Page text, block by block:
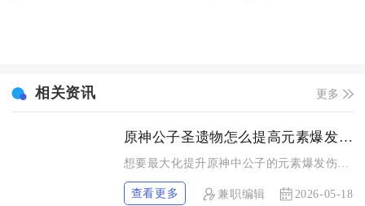
相关资讯 更多
原神公子圣遗物怎么提高元素爆发伤害
查看更多 兼职编辑 2026-05-18